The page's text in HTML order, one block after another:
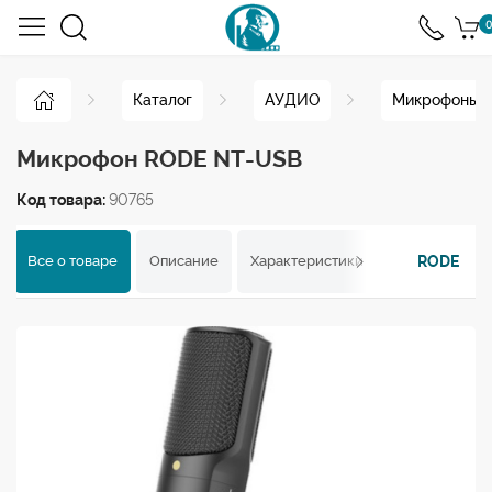
0
Каталог АУДИО Микрофоны
Микрофон RODE NT-USB
Код товара:90765
Все о товаре Описание Характеристики Отзывы
RODE